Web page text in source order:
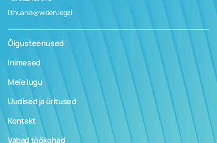
lithuania@widen.legal
Õigusteenused
Inimesed
Meie lugu
Uudised ja üritused
Kontakt
Vabad töökohad